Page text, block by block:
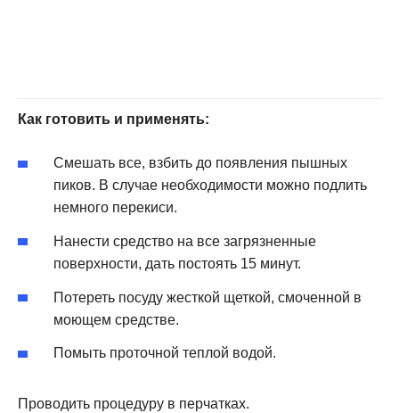
Как готовить и применять:
Смешать все, взбить до появления пышных
пиков. В случае необходимости можно подлить
немного перекиси.
Нанести средство на все загрязненные
поверхности, дать постоять 15 минут.
Потереть посуду жесткой щеткой, смоченной в
моющем средстве.
Помыть проточной теплой водой.
Проводить процедуру в перчатках.